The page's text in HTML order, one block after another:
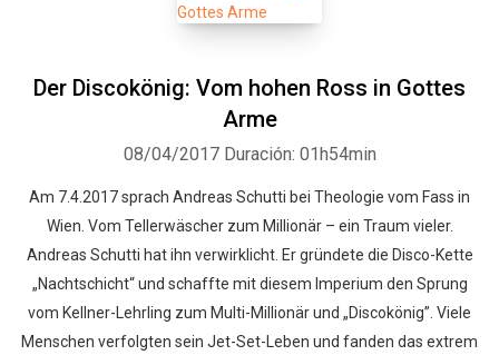
Der Discokönig: Vom hohen Ross in Gottes
Arme
08/04/2017 Duración: 01h54min
Am 7.4.2017 sprach Andreas Schutti bei Theologie vom Fass in
Wien. Vom Tellerwäscher zum Millionär – ein Traum vieler.
Andreas Schutti hat ihn verwirklicht. Er gründete die Disco-Kette
„Nachtschicht“ und schaffte mit diesem Imperium den Sprung
vom Kellner-Lehrling zum Multi-Millionär und „Discokönig”. Viele
Menschen verfolgten sein Jet-Set-Leben und fanden das extrem